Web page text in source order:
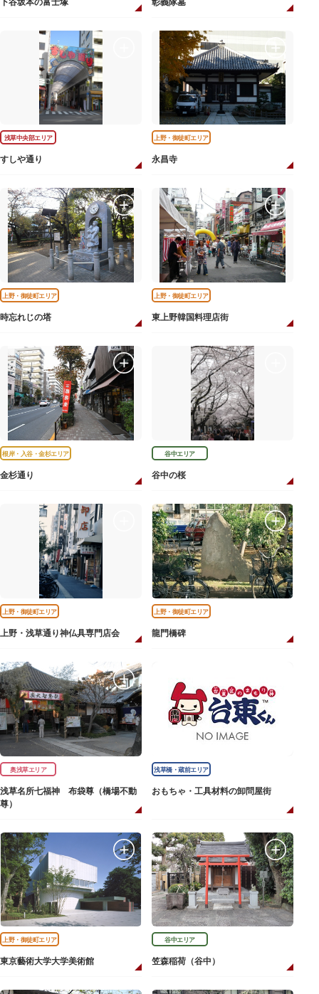
浅草中央部エリア
すしや通り
上野・御徒町エリア
永昌寺
上野・御徒町エリア
時忘れじの塔
上野・御徒町エリア
東上野韓国料理店街
根岸・入谷・金杉エリア
金杉通り
谷中エリア
谷中の桜
上野・御徒町エリア
上野・浅草通り神仏具専門店会
上野・御徒町エリア
龍門橋碑
奥浅草エリア
浅草名所七福神 布袋尊（橋場不動
尊）
浅草橋・蔵前エリア
おもちゃ・工具材料の卸問屋街
上野・御徒町エリア
東京藝術大学大学美術館
谷中エリア
笠森稲荷（谷中）